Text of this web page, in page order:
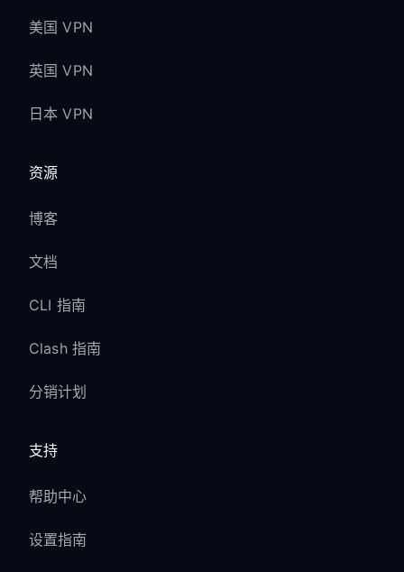
美国 VPN
英国 VPN
日本 VPN
资源
博客
文档
CLI 指南
Clash 指南
分销计划
支持
帮助中心
设置指南